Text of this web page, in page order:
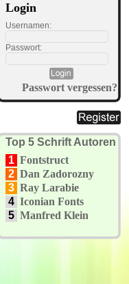
Login
Usernamen:
Passwort:
Passwort vergessen?
Top 5 Schrift Autoren
1 Fontstruct
2 Dan Zadorozny
3 Ray Larabie
4 Iconian Fonts
5 Manfred Klein